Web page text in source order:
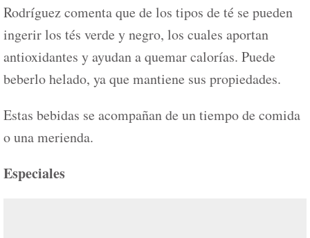
Rodríguez comenta que de los tipos de té se pueden
ingerir los tés verde y negro, los cuales aportan
antioxidantes y ayudan a quemar calorías. Puede
beberlo helado, ya que mantiene sus propiedades.
Estas bebidas se acompañan de un tiempo de comida
o una merienda.
Especiales